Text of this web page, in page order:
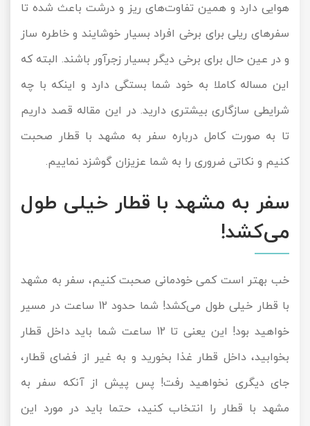
هوایی دارد و همین تفاوت‌های ریز و درشت باعث شده تا
سفرهای ریلی برای برخی افراد بسیار خوشایند و خاطره ساز
و در عین حال برای برخی دیگر بسیار زجرآور باشند. البته که
این مساله کاملا به خود شما بستگی دارد و اینکه با چه
شرایطی سازگاری بیشتری دارید. در این مقاله قصد داریم
تا به صورت کامل درباره سفر به مشهد با قطار صحبت
کنیم و نکاتی ضروری را به شما عزیزان گوشزد نماییم.
سفر به مشهد با قطار خیلی طول
می‌کشد!
خب بهتر است کمی خودمانی صحبت کنیم، سفر به مشهد
با قطار خیلی طول می‌کشد! شما حدود 12 ساعت در مسیر
خواهید بود! این یعنی تا 12 ساعت شما باید داخل قطار
بخوابید، داخل قطار غذا بخورید و به غیر از فضای قطار،
جای دیگری نخواهید رفت! پس پیش از آنکه سفر به
مشهد با قطار را انتخاب کنید، حتما باید در مورد این